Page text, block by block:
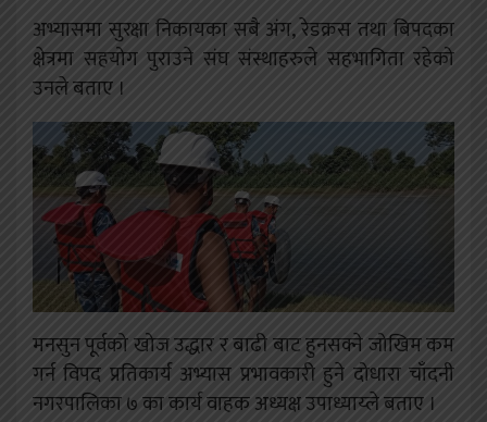
अभ्यासमा सुरक्षा निकायका सबै अंग, रेडक्रस तथा बिपदका
क्षेत्रमा सहयोग पुराउने संघ संस्थाहरुले सहभागिता रहेको
उनले बताए ।
मनसुन पूर्वको खोज उद्धार र बाढी बाट हुनसक्ने जोखिम कम
गर्न विपद प्रतिकार्य अभ्यास प्रभावकारी हुने दोधारा चाँदनी
नगरपालिका ७ का कार्य वाहक अध्यक्ष उपाध्याय्ले बताए ।